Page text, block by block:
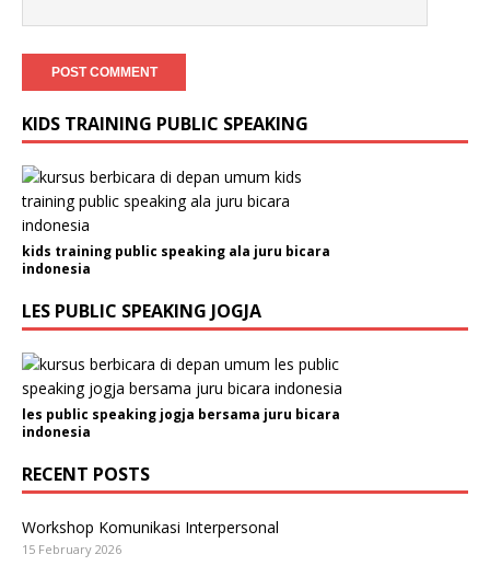
KIDS TRAINING PUBLIC SPEAKING
kids training public speaking ala juru bicara
indonesia
LES PUBLIC SPEAKING JOGJA
les public speaking jogja bersama juru bicara
indonesia
RECENT POSTS
Workshop Komunikasi Interpersonal
15 February 2026